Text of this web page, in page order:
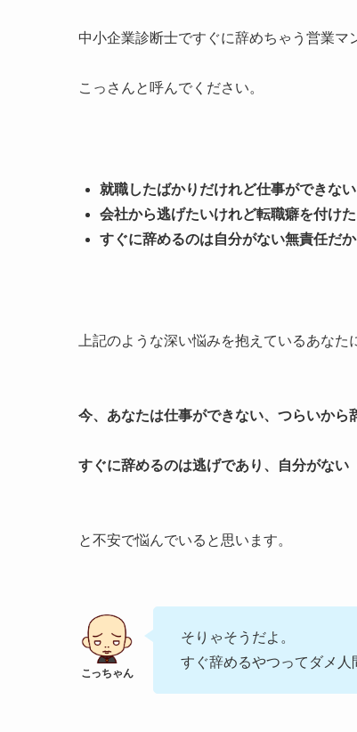
中小企業診断士ですぐに辞めちゃう営業マ
こっさんと呼んでください。
就職したばかりだけれど仕事ができな
会社から逃げたいけれど転職癖を付け
すぐに辞めるのは自分がない無責任だ
上記のような深い悩みを抱えているあな
今、あなたは仕事ができない、つらいから
すぐに辞めるのは逃げであり、自分がない
と不安で悩んでいると思います。
そりゃそうだよ。
すぐ辞めるやつってダメ人